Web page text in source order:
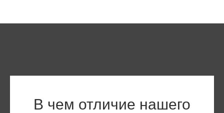
В чем отличие нашего